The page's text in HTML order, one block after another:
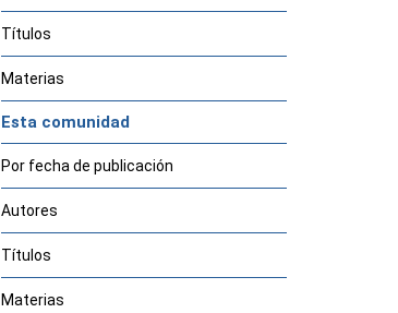
Títulos
Materias
Esta comunidad
Por fecha de publicación
Autores
Títulos
Materias